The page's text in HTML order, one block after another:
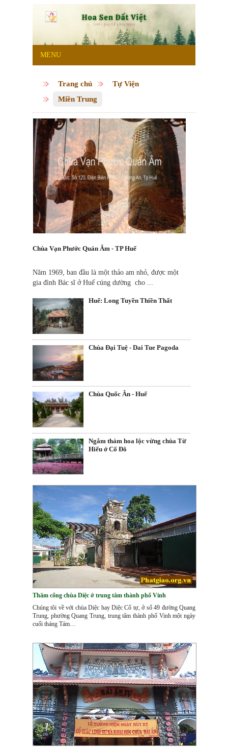
MENU
Trang chủ
Tự Viện
Miền Trung
Chùa Vạn Phước Quán Âm - TP Huế
Năm 1969, ban đầu là một thảo am nhỏ, được một
gia đình Bác sĩ ở Huế cúng dường cho ...
Huế: Long Tuyền Thiền Thất
Chùa Đại Tuệ - Dai Tue Pagoda
Chùa Quốc Ân - Huế
Ngắm thảm hoa lộc vừng chùa Từ
Hiếu ở Cố Đô
Thăm cổng chùa Diệc ở trung tâm thành phố Vinh
Chúng tôi về với chùa Diệc hay Diệc Cổ tự, ở số 49 đường Quang
Trung, phường Quang Trung, trung tâm thành phố Vinh một ngày
cuối tháng Tám…